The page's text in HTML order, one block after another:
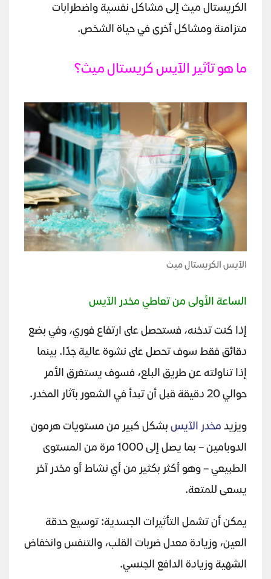
الكريستال ميث إلى مشاكل نفسية واضطرابات
متزامنة ومشاكل أخرى في حياة الشخص.
ما هو تأثير الآيس كريستال ميث؟
الآيس الكريستال ميث
الساعة الأولى من تعاطي مخدر الآيس
إذا كنت تدخنه، فستحصل على ارتفاع فوري، وفي بضع
دقائق فقط سوف تحصل على نشوة عالية جدًا. بينما
إذا تناولته عن طريق البلع، فسوف يستغرق الأمر
حوالي 20 دقيقة قبل أن تبدأ في الشعور بآثار المخدر.
ويزيد مخدر الآيس بشكل كبير من مستويات هرمون
الدوبامين – بما يصل إلى 1000 مرة من المستوى
الطبيعي – وهو أكثر بكثير من أي نشاط أو مخدر آخر
يسعى للمتعة.
يمكن أن تشمل التأثيرات الجسدية: توسيع حدقة
العين، وزيادة معدل ضربات القلب، والتنفس وانخفاض
الشهية وزيادة الدافع الجنسي.